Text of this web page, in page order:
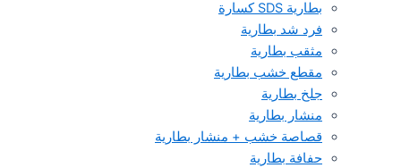
بطارية SDS كسارة
فرد شد بطارية
مثقب بطارية
مقطع خشب بطارية
جلخ بطارية
منشار بطارية
قصاصة خشب + منشار بطارية
حفافة بطارية